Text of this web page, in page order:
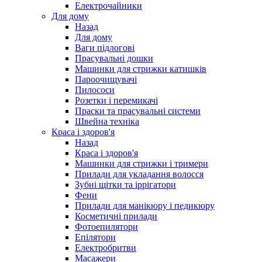
Електрочайники
Для дому
Назад
Для дому
Ваги підлогові
Прасувальні дошки
Машинки для стрижки катишків
Пароочищувачі
Пилососи
Розетки і перемикачі
Праски та прасувальні системи
Швейна техніка
Краса і здоров'я
Назад
Краса і здоров'я
Машинки для стрижки і тримери
Прилади для укладання волосся
Зубні щітки та іррігатори
Фени
Прилади для манікюру і педикюру
Косметичні прилади
Фотоепилятори
Епілятори
Електробритви
Масажери